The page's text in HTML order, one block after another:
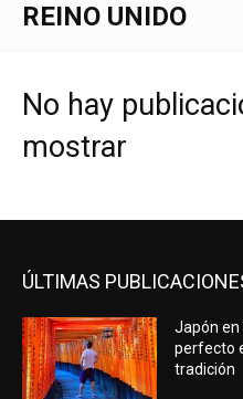
REINO UNIDO
No hay
mostrar
ÚLTIMAS
Japón en
perfecto
tradición